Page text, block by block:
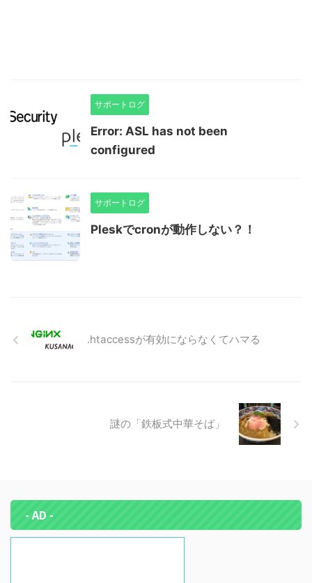
サポートログ
Error: ASL has not been
configured
サポートログ
Pleskでcronが動作しない？！
.htaccessが有効にならなくてハマる
謎の「鉄板式中華そば」
- AD -